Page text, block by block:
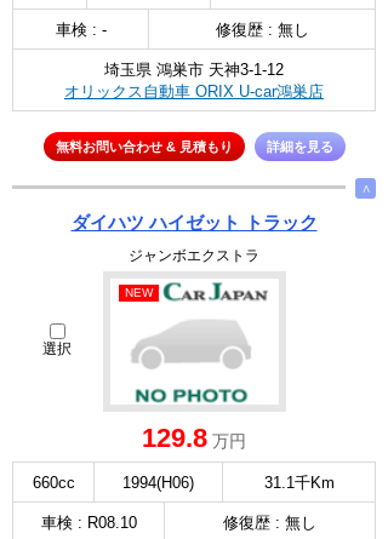
車検 : - 修復歴 : 無し
埼玉県 鴻巣市 天神3-1-12
オリックス自動車 ORIX U-car鴻巣店
無料お問い合わせ & 見積もり 詳細を見る
∧
ダイハツ ハイゼット トラック
ジャンボエクストラ
選択
NEW
129.8 万円
660cc 1994(H06) 31.1千Km
車検 : R08.10 修復歴 : 無し